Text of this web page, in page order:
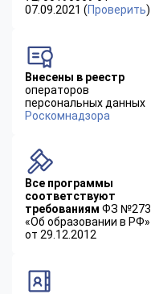
07.09.2021 (Проверить)
Внесены в реестр
операторов
персональных данных
Роскомнадзора
Все программы
соответствуют
требованиям ФЗ №273
«Об образовании в РФ»
от 29.12.2012